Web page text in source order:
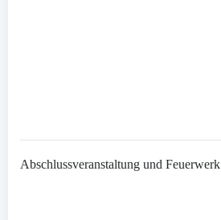
Abschlussveranstaltung und Feuerwerk